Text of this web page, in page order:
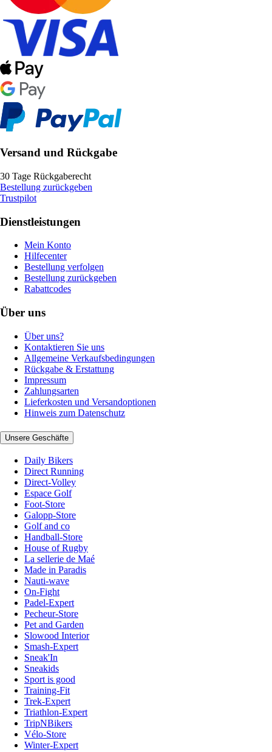
Versand und Rückgabe
30 Tage Rückgaberecht
Bestellung zurückgeben
Trustpilot
Dienstleistungen
Mein Konto
Hilfecenter
Bestellung verfolgen
Bestellung zurückgeben
Rabattcodes
Über uns
Über uns?
Kontaktieren Sie uns
Allgemeine Verkaufsbedingungen
Rückgabe & Erstattung
Impressum
Zahlungsarten
Lieferkosten und Versandoptionen
Hinweis zum Datenschutz
Unsere Geschäfte
Daily Bikers
Direct Running
Direct-Volley
Espace Golf
Foot-Store
Galopp-Store
Golf and co
Handball-Store
House of Rugby
La sellerie de Maé
Made in Paradis
Nauti-wave
On-Fight
Padel-Expert
Pecheur-Store
Pet and Garden
Slowood Interior
Smash-Expert
Sneak'In
Sneakids
Sport is good
Training-Fit
Trek-Expert
Triathlon-Expert
TripNBikers
Vélo-Store
Winter-Expert